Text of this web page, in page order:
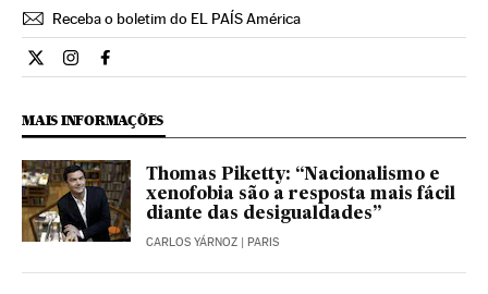
Receba o boletim do EL PAÍS América
Internacional El País Brasil en Twitter
Internacional El País Brasil en Instagram
Internacional El País Brasil en Facebook
MAIS INFORMAÇÕES
Thomas Piketty: “Nacionalismo e
xenofobia são a resposta mais fácil
diante das desigualdades”
CARLOS YÁRNOZ | PARIS